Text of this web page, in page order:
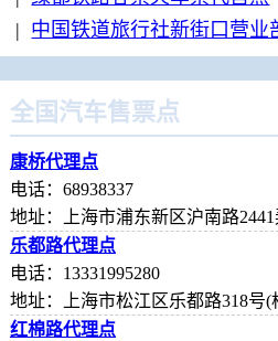
| 中国铁道旅行社新街口营业
全国汽车售票点
康桥代理点
电话：68938337
地址：上海市浦东新区沪南路2441
乐都路代理点
电话：13331995280
地址：上海市松江区乐都路318号
红棉路代理点